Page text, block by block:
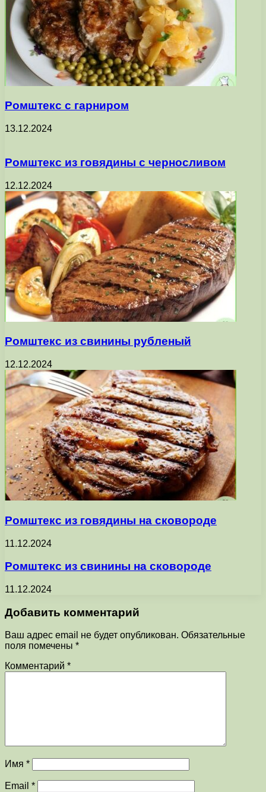
Ромштекс с гарниром
13.12.2024
Ромштекс из говядины с черносливом
12.12.2024
Ромштекс из свинины рубленый
12.12.2024
Ромштекс из говядины на сковороде
11.12.2024
Ромштекс из свинины на сковороде
11.12.2024
Добавить комментарий
Ваш адрес email не будет опубликован. Обязательные
поля помечены *
Комментарий *
Имя *
Email *